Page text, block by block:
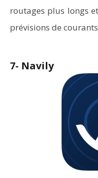
routages plus longs
prévisions de
7- Navily